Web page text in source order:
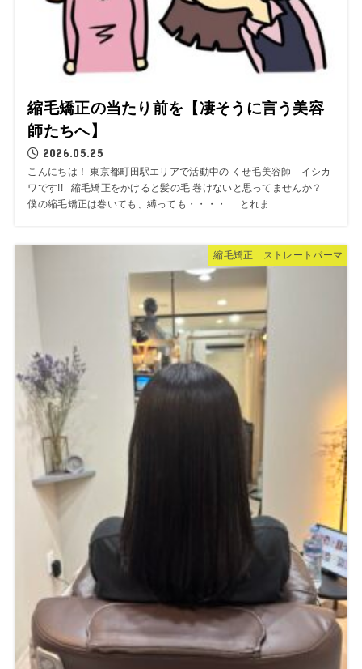
縮毛矯正の当たり前を【凄そうに言う美容
師たちへ】
2026.05.25
こんにちは！ 東京都町田駅エリアで活動中の くせ毛美容師 イシカ
ワです!! 縮毛矯正をかけると髪の毛 巻けないと思ってませんか？
僕の縮毛矯正は巻いても、縛っても・・・・ とれま...
縮毛矯正 ストレートパーマ